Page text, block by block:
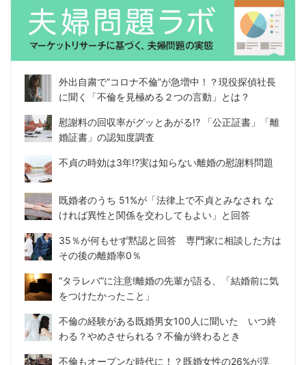
外出自粛で“コロナ不倫”が急増中！？現役探偵社長
に聞く「不倫を見極める２つの言動」とは？
慰謝料の回収率がグッとあがる!? 「公正証書」「離
婚証書」の認知度調査
不貞の時効は3年!?実は知らない離婚の慰謝料問題
既婚者のうち 51%が「法律上で不貞とみなされ な
ければ異性と関係を交わしてもよい」と回答
35％が何もせず黙認と回答 専門家に相談した方は
その後の離婚率0％
“タラレバ”に注意!離婚の先輩が語る、「結婚前に気
をつけたかったこと」
不倫の経験がある既婚男女100人に聞いた いつ終
わる？やめさせられる？不倫が終わるとき
不倫もオープンな時代に！？既婚女性の26%が浮